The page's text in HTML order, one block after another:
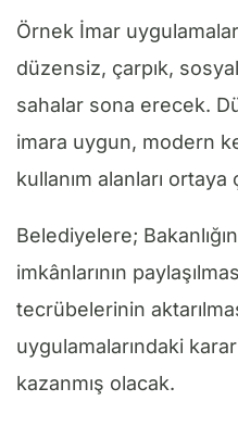
Örnek İmar
düzensiz, çarpık,
sahalar sona erecek.
imara uygun, modern
kullanım alanları ortaya
Belediyelere;
imkânlarının
tecrübelerinin
uygulamalarındaki
kazanmış olacak.